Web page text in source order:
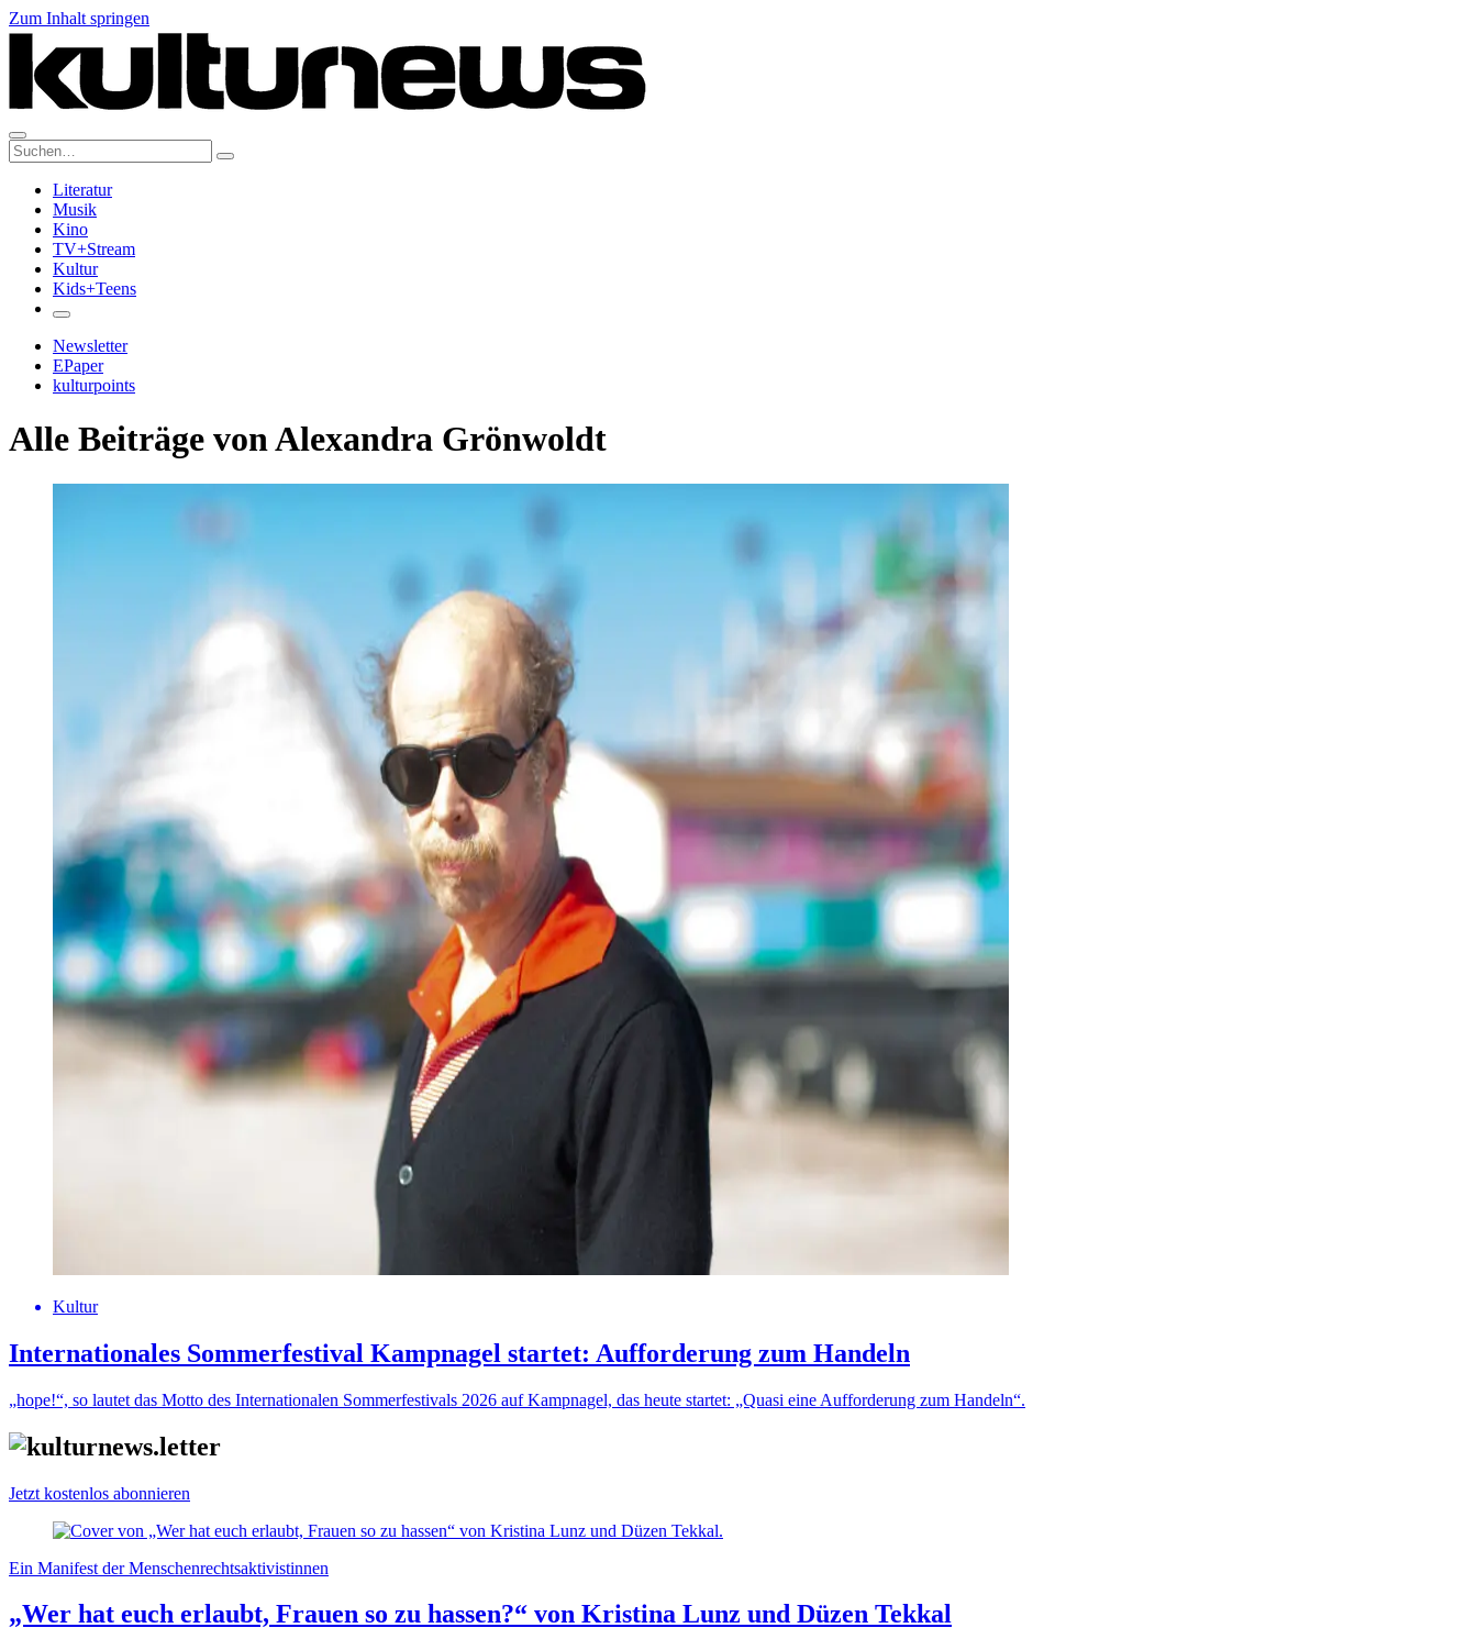
Zum Inhalt springen
Suche:
Literatur
Musik
Kino
TV+Stream
Kultur
Kids+Teens
Newsletter
EPaper
kulturpoints
Alle Beiträge von Alexandra Grönwoldt
Kultur
Internationales Sommerfestival Kampnagel startet: Aufforderung zum Handeln
„hope!“, so lautet das Motto des Internationalen Sommerfestivals 2026 auf Kampnagel, das heute startet: „Quasi eine Aufforderung zum Handeln“.
Jetzt kostenlos abonnieren
Ein Manifest der Menschenrechtsaktivistinnen
„Wer hat euch erlaubt, Frauen so zu hassen?“ von Kristina Lunz und Düzen Tekkal